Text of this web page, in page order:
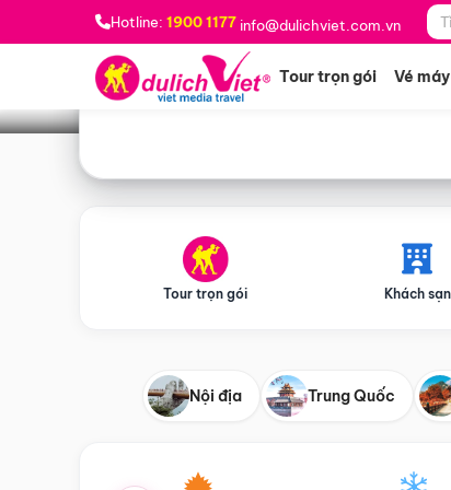
Hotline: 1900 1177 info@dulichviet.com.vn
Tour trọn gói Vé
Bạn muốn đi đâu? *
Tour trọn gói Khách sạn
Nội địa Trung Quốc